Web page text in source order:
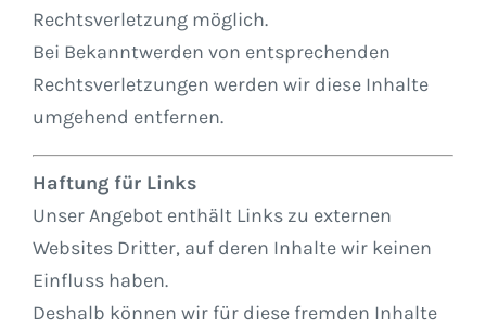
Rechtsverletzung möglich.
Bei Bekanntwerden von entsprechenden
Rechtsverletzungen werden wir diese Inhalte
umgehend entfernen.
Haftung für Links
Unser Angebot enthält Links zu externen
Websites Dritter, auf deren Inhalte wir keinen
Einfluss haben.
Deshalb können wir für diese fremden Inhalte